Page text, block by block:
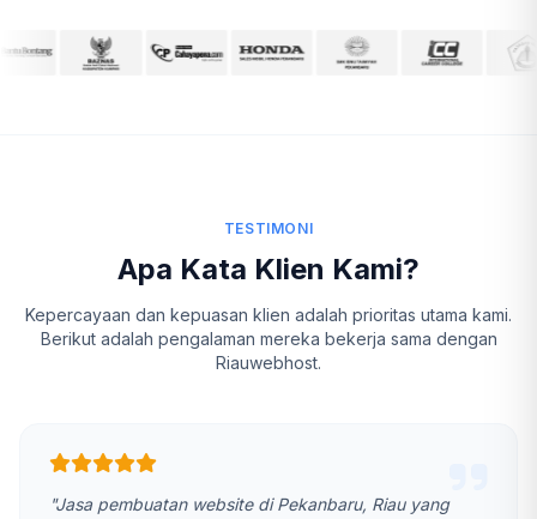
TESTIMONI
Apa Kata Klien Kami?
Kepercayaan dan kepuasan klien adalah prioritas utama kami.
Berikut adalah pengalaman mereka bekerja sama dengan
Riauwebhost.
"Jasa pembuatan website di Pekanbaru, Riau yang